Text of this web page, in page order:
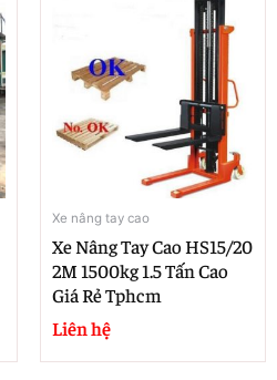
Xe nâng tay cao
Xe Nâng Tay Cao HS15/20
2M 1500kg 1.5 Tấn Cao
Giá Rẻ Tphcm
Liên hệ